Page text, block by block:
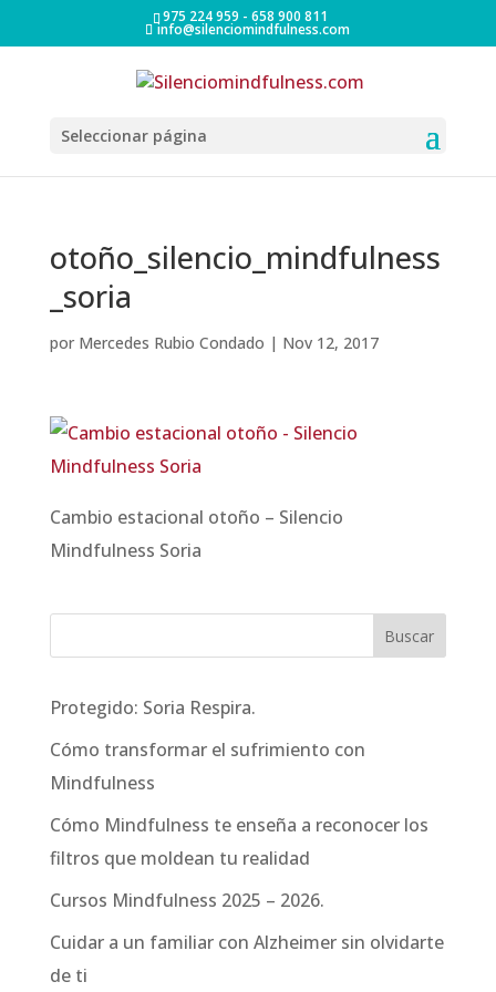
975 224 959 - 658 900 811
info@silenciomindfulness.com
Seleccionar página
otoño_silencio_mindfulness
_soria
por Mercedes Rubio Condado | Nov 12, 2017
Cambio estacional otoño – Silencio
Mindfulness Soria
Protegido: Soria Respira.
Cómo transformar el sufrimiento con
Mindfulness
Cómo Mindfulness te enseña a reconocer los
filtros que moldean tu realidad
Cursos Mindfulness 2025 – 2026.
Cuidar a un familiar con Alzheimer sin olvidarte
de ti